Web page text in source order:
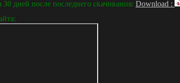
дней после последнего скачивания: Download :